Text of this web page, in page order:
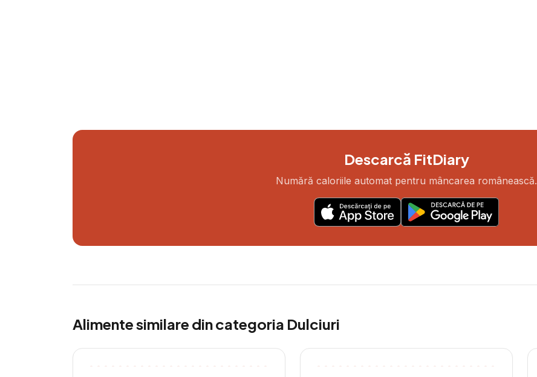
Descarcă FitDiary
Numără caloriile automat pentru mâncarea românească.
Alimente similare din categoria Dulciuri